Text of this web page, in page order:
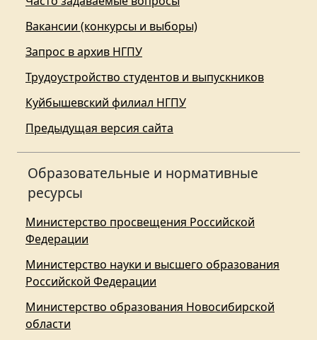
Вакансии (конкурсы и выборы)
Запрос в архив НГПУ
Трудоустройство студентов и выпускников
Куйбышевский филиал НГПУ
Предыдущая версия сайта
Образовательные и нормативные
ресурсы
Министерство просвещения Российской
Федерации
Министерство науки и высшего образования
Российской Федерации
Министерство образования Новосибирской
области